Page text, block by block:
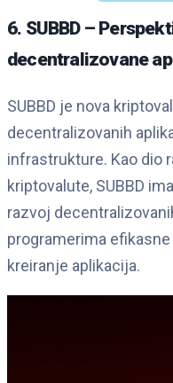
6. SUBBD –
decentralizovane
SUBBD je nova
decentralizovanih
infrastrukture. Kao dio
kriptovalute, SUBBD
razvoj
programerima
kreiranje aplikacija.